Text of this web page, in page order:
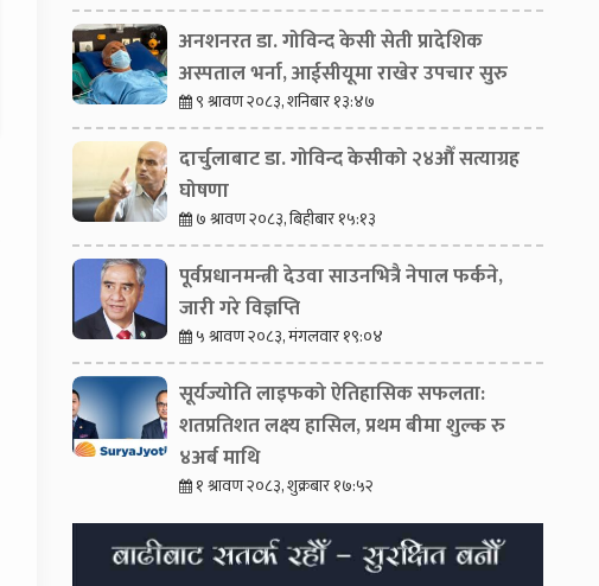
अनशनरत डा. गोविन्द केसी सेती प्रादेशिक
अस्पताल भर्ना, आईसीयूमा राखेर उपचार सुरु
९ श्रावण २०८३, शनिबार १३:४७
दार्चुलाबाट डा. गोविन्द केसीको २४औँ सत्याग्रह
घोषणा
७ श्रावण २०८३, बिहीबार १५:१३
पूर्वप्रधानमन्त्री देउवा साउनभित्रै नेपाल फर्कने,
जारी गरे विज्ञप्ति
५ श्रावण २०८३, मंगलवार १९:०४
सूर्यज्योति लाइफको ऐतिहासिक सफलता:
शतप्रतिशत लक्ष्य हासिल, प्रथम बीमा शुल्क रु
४अर्ब माथि
१ श्रावण २०८३, शुक्रबार १७:५२